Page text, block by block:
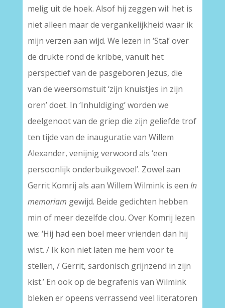
melig uit de hoek. Alsof hij zeggen wil: het is
niet alleen maar de vergankelijkheid waar ik
mijn verzen aan wijd. We lezen in ‘Stal’ over
de drukte rond de kribbe, vanuit het
perspectief van de pasgeboren Jezus, die
van de weersomstuit ‘zijn knuistjes in zijn
oren’ doet. In ‘Inhuldiging’ worden we
deelgenoot van de griep die zijn geliefde trof
ten tijde van de inauguratie van Willem
Alexander, venijnig verwoord als ‘een
persoonlijk onderbuikgevoel’. Zowel aan
Gerrit Komrij als aan Willem Wilmink is een In
memoriam gewijd. Beide gedichten hebben
min of meer dezelfde clou. Over Komrij lezen
we: ‘Hij had een boel meer vrienden dan hij
wist. / Ik kon niet laten me hem voor te
stellen, / Gerrit, sardonisch grijnzend in zijn
kist.’ En ook op de begrafenis van Wilmink
bleken er opeens verrassend veel literatoren